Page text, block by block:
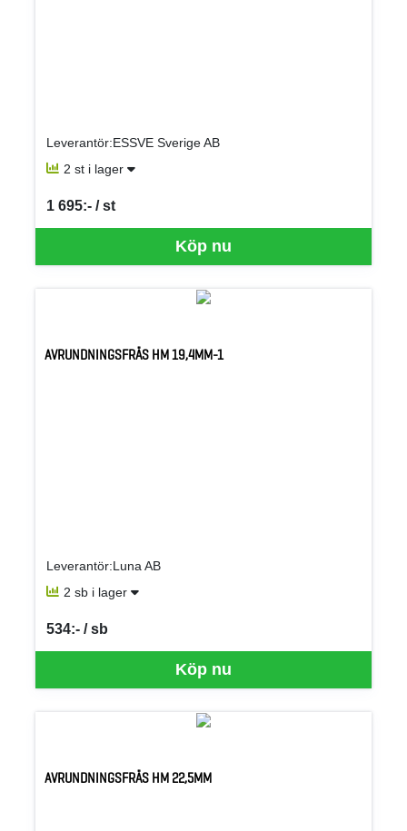
Leverantör:ESSVE Sverige AB
2 st i lager
Köp nu
1 695:- / st
SEK per ST
AVRUNDNINGSFRÄS HM 19,4MM-1
Leverantör:Luna AB
2 sb i lager
Köp nu
534:- / sb
SEK per SB
AVRUNDNINGSFRÄS HM 22,5MM